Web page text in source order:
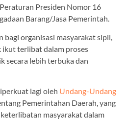
Presiden Nomor 16
Barang/Jasa Pemerintah.
bagi organisasi masyarakat sipil,
ikut terlibat dalam proses
secara lebih terbuka dan
lagi oleh Undang-Undang
Pemerintahan Daerah, yang
masyarakat dalam